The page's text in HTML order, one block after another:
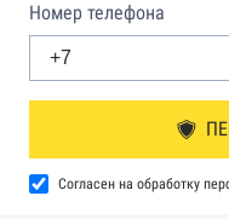
Номер телефона
Согласен на обработку